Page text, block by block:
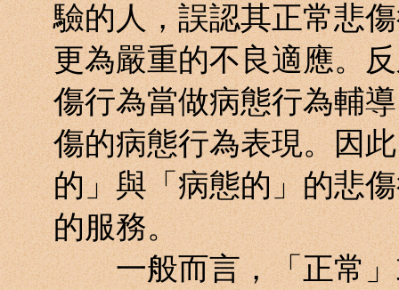
驗的人，誤認其正常悲
更為嚴重的不良適應。
傷行為當做病態行為輔
傷的病態行為表現。因
的」與「病態的」的悲
的服務。
一般而言，「正常」